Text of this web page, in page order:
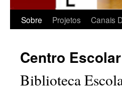
Saltar
conteúdo
Sobre Projetos Canais
Centro
Biblioteca